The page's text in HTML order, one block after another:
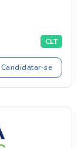
CLT
Candidatar-se